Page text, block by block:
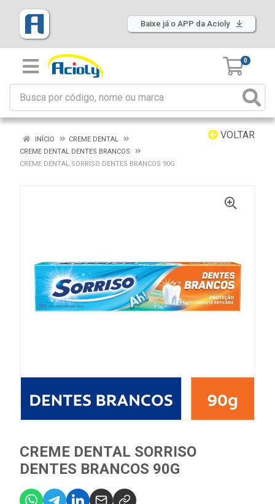
Baixe já o APP da Acioly
0
VOLTAR
INÍCIO
CREME DENTAL
CREME DENTAL DENTES BRANCOS
CREME DENTAL SORRISO DENTES BRANCOS 90G
CREME DENTAL SORRISO
DENTES BRANCOS 90G